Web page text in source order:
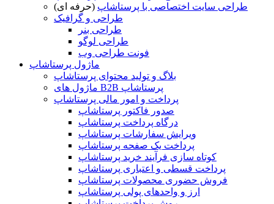
طراحی سایت اختصاصی با پرستاشاپ (حرفه ای)
طراحی و گرافیک
طراحی بنر
طراحی لوگو
فونت طراحی وب
ماژول پرستاشاپ
بلاگ و تولید محتوای پرستاشاپ
ماژول های B2B پرستاشاپ
پرداخت و امور مالی پرستاشاپ
صدور فاکتور پرستاشاپ
درگاه پرداخت پرستاشاپ
ویرایش سفارشات پرستاشاپ
پرداخت یک صفحه پرستاشاپ
کوتاه سازی فرآیند خرید پرستاشاپ
پرداخت قسطی و اعتباری پرستاشاپ
فروش حضوری محصولات پرستاشاپ
ارز و واحدهای پولی پرستاشاپ